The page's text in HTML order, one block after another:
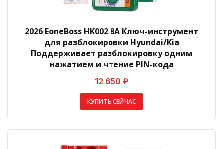
2026 EoneBoss HK002 8A Ключ-инструмент
для разблокировки Hyundai/Kia
Поддерживает разблокировку одним
нажатием и чтение PIN-кода
12 650 ₽
КУПИТЬ СЕЙЧАС